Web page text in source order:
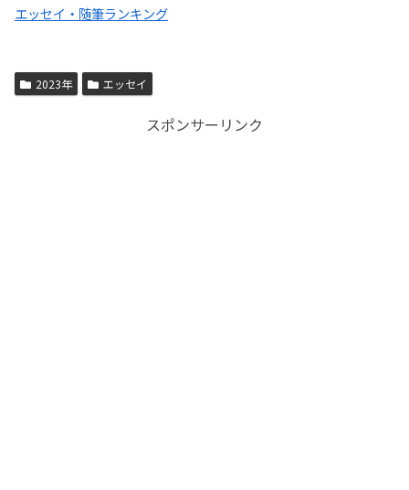
エッセイ・随筆ランキング
2023年 エッセイ
スポンサーリンク